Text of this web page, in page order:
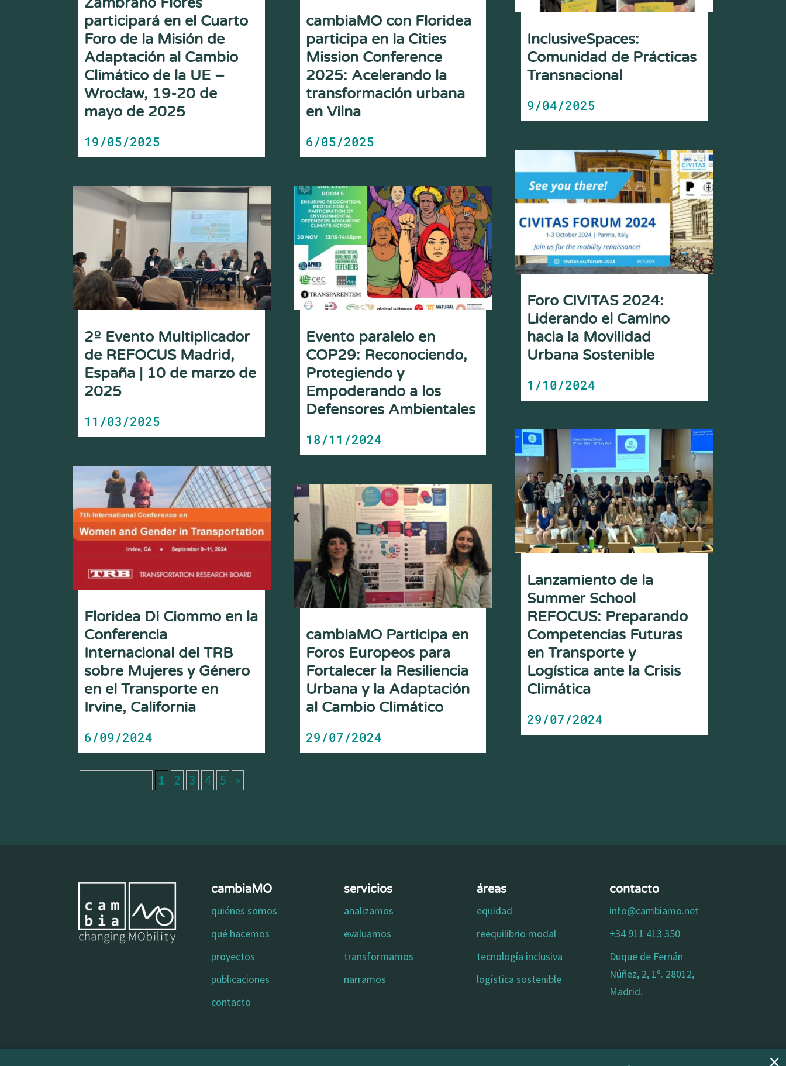
participará en el Cuarto
Foro de la Misión de
Adaptación al Cambio
Climático de la UE –
Wrocław, 19-20 de
mayo de 2025
19/05/2025
2º Evento Multiplicador
de REFOCUS Madrid,
España | 10 de marzo de
2025
11/03/2025
Floridea Di Ciommo en la
Conferencia
Internacional del TRB
sobre Mujeres y Género
en el Transporte en
Irvine, California
6/09/2024
cambiaMO con Floridea
participa en la Cities
Mission Conference
2025: Acelerando la
transformación urbana
en Vilna
6/05/2025
Evento paralelo en
COP29: Reconociendo,
Protegiendo y
Empoderando a los
Defensores Ambientales
18/11/2024
cambiaMO Participa en
Foros Europeos para
Fortalecer la Resiliencia
Urbana y la Adaptación
al Cambio Climático
29/07/2024
InclusiveSpaces:
Comunidad de Prácticas
Transnacional
9/04/2025
Foro CIVITAS 2024:
Liderando el Camino
hacia la Movilidad
Urbana Sostenible
1/10/2024
Lanzamiento de la
Summer School
REFOCUS: Preparando
Competencias Futuras
en Transporte y
Logística ante la Crisis
Climática
29/07/2024
1 2 3 4 5 »
cambiaMO
quiénes somos
qué hacemos
proyectos
publicaciones
contacto
servicios
analizamos
evaluamos
transformamos
narramos
áreas
equidad
reequilibrio modal
tecnología inclusiva
logística sostenible
contacto
info@cambiamo.net
+34 911 413 350
Duque de Fernán
Núñez, 2, 1º. 28012,
Madrid.